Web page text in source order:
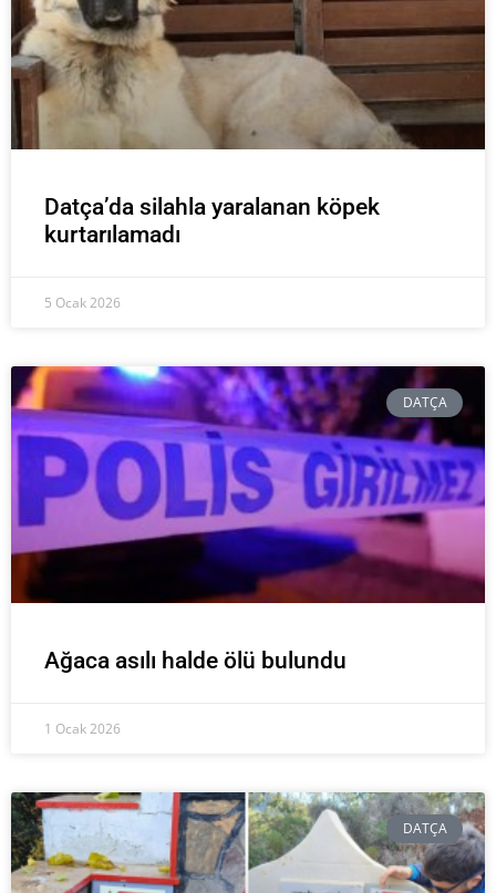
Datça’da silahla yaralanan köpek
kurtarılamadı
5 Ocak 2026
DATÇA
Ağaca asılı halde ölü bulundu
1 Ocak 2026
DATÇA